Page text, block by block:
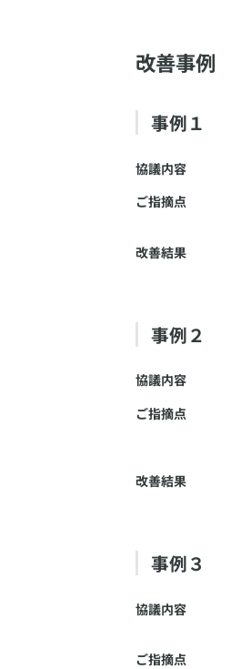
改善事例
事例１
協議内容
ご指摘点
改善結果
事例２
協議内容
ご指摘点
改善結果
事例３
協議内容
ご指摘点